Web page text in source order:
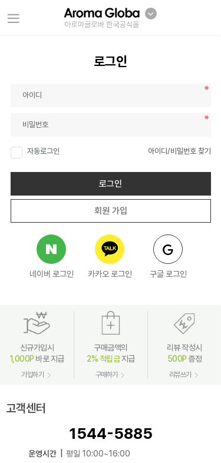
로그인
자동로그인 아이디/비밀번호 찾기
로그인
회원 가입
네이버 로그인 카카오 로그인 구글 로그인
신규가입시
1,000P 바로 지급
가입하기
구매금액의
2% 적립금지급
구매하기
리뷰 작성시
500P 증정
리뷰쓰기
고객센터
1544-5885
운영시간
평일 10:00~16:00